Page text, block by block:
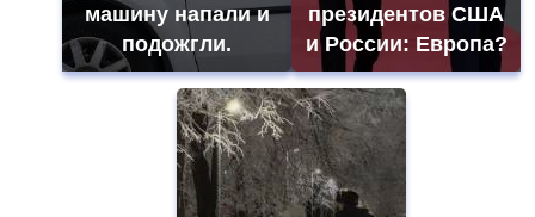
машину напали и
подожгли.
президентов США
и России: Европа?